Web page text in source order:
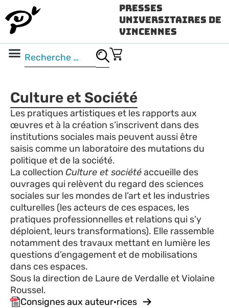
Presses
Universitaires de
Vincennes
Culture et Société
Les pratiques artistiques et les rapports aux
œuvres et à la création s’inscrivent dans des
institutions sociales mais peuvent aussi être
saisis comme un laboratoire des mutations du
politique et de la société.
La collection Culture et sociétéaccueille des
ouvrages qui relèvent du regard des sciences
sociales sur les mondes de l’art et les industries
culturelles (les acteurs de ces espaces, les
pratiques professionnelles et relations qui s’y
déploient, leurs transformations). Elle rassemble
notamment des travaux mettant en lumière les
questions d’engagement et de mobilisations
dans ces espaces.
Sous la direction de Laure de Verdalle et Violaine
Roussel.
Consignes aux auteur·rices